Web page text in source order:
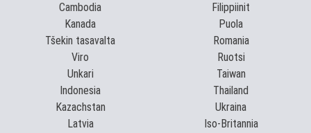
Cambodia
Kanada
Tšekin tasavalta
Viro
Unkari
Indonesia
Kazachstan
Latvia
Filippiinit
Puola
Romania
Ruotsi
Taiwan
Thailand
Ukraina
Iso-Britannia